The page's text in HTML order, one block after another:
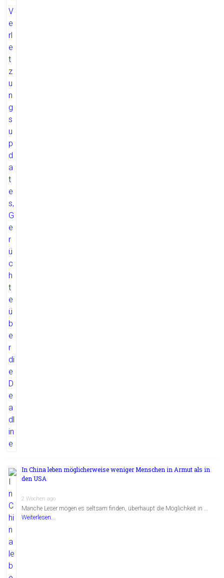
In China leben möglicherweise weniger Menschen in Armut als in
den USA
2 Wochen ago
Manche Leser mögen es seltsam finden, überhaupt die Möglichkeit in …
Weiterlesen...